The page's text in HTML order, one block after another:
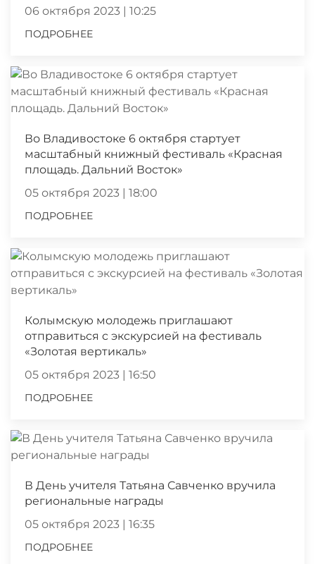
06 октября 2023 | 10:25
ПОДРОБНЕЕ
Во Владивостоке 6 октября стартует
масштабный книжный фестиваль «Красная
площадь. Дальний Восток»
05 октября 2023 | 18:00
ПОДРОБНЕЕ
Колымскую молодежь приглашают
отправиться с экскурсией на фестиваль
«Золотая вертикаль»
05 октября 2023 | 16:50
ПОДРОБНЕЕ
В День учителя Татьяна Савченко вручила
региональные награды
05 октября 2023 | 16:35
ПОДРОБНЕЕ